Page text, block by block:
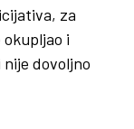
za
i
dovoljno